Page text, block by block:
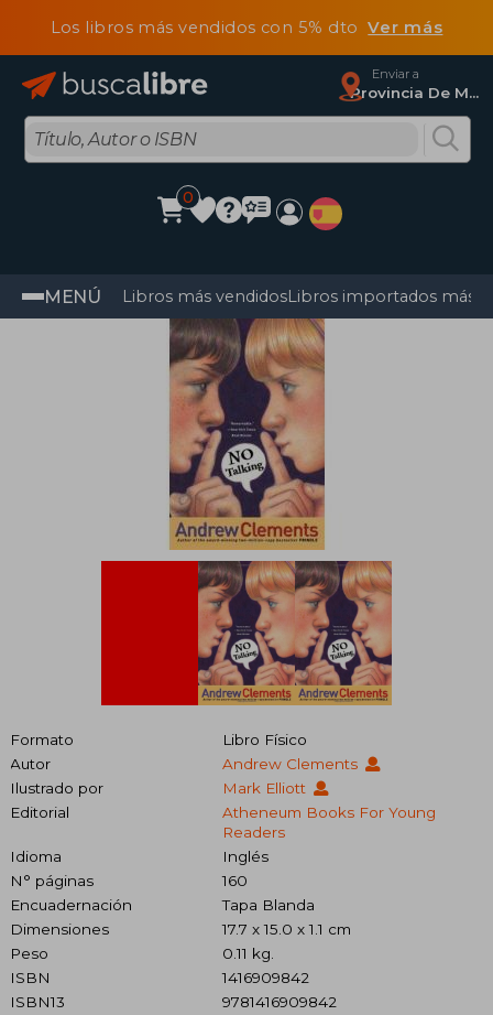
Los libros más vendidos con 5% dtoVer más
Enviar a
Provincia De Madrid
0
MENÚ Libros más vendidosLibros importados más
Formato
Libro Físico
Autor
Andrew Clements
Ilustrado por
Mark Elliott
Editorial
Atheneum Books For Young
Readers
Idioma
Inglés
N° páginas
160
Encuadernación
Tapa Blanda
Dimensiones
17.7 x 15.0 x 1.1 cm
Peso
0.11 kg.
ISBN
1416909842
ISBN13
9781416909842